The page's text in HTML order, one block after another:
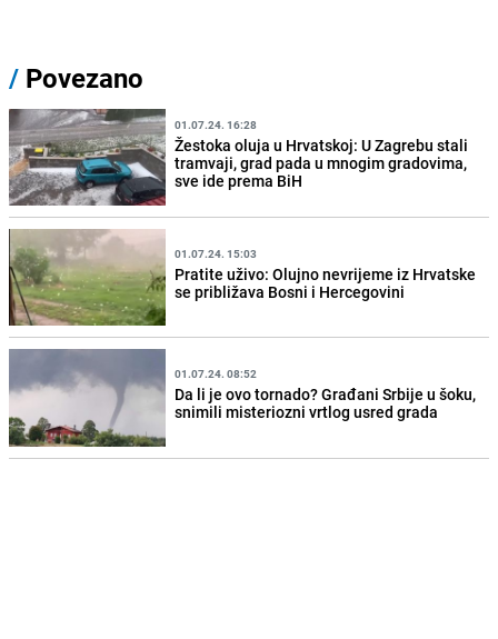
/ Povezano
01.07.24. 16:28
Žestoka oluja u Hrvatskoj: U Zagrebu stali
tramvaji, grad pada u mnogim gradovima,
sve ide prema BiH
01.07.24. 15:03
Pratite uživo: Olujno nevrijeme iz Hrvatske
se približava Bosni i Hercegovini
01.07.24. 08:52
Da li je ovo tornado? Građani Srbije u šoku,
snimili misteriozni vrtlog usred grada